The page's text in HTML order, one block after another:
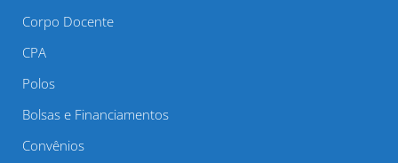
Corpo Docente
CPA
Polos
Bolsas e Financiamentos
Convênios